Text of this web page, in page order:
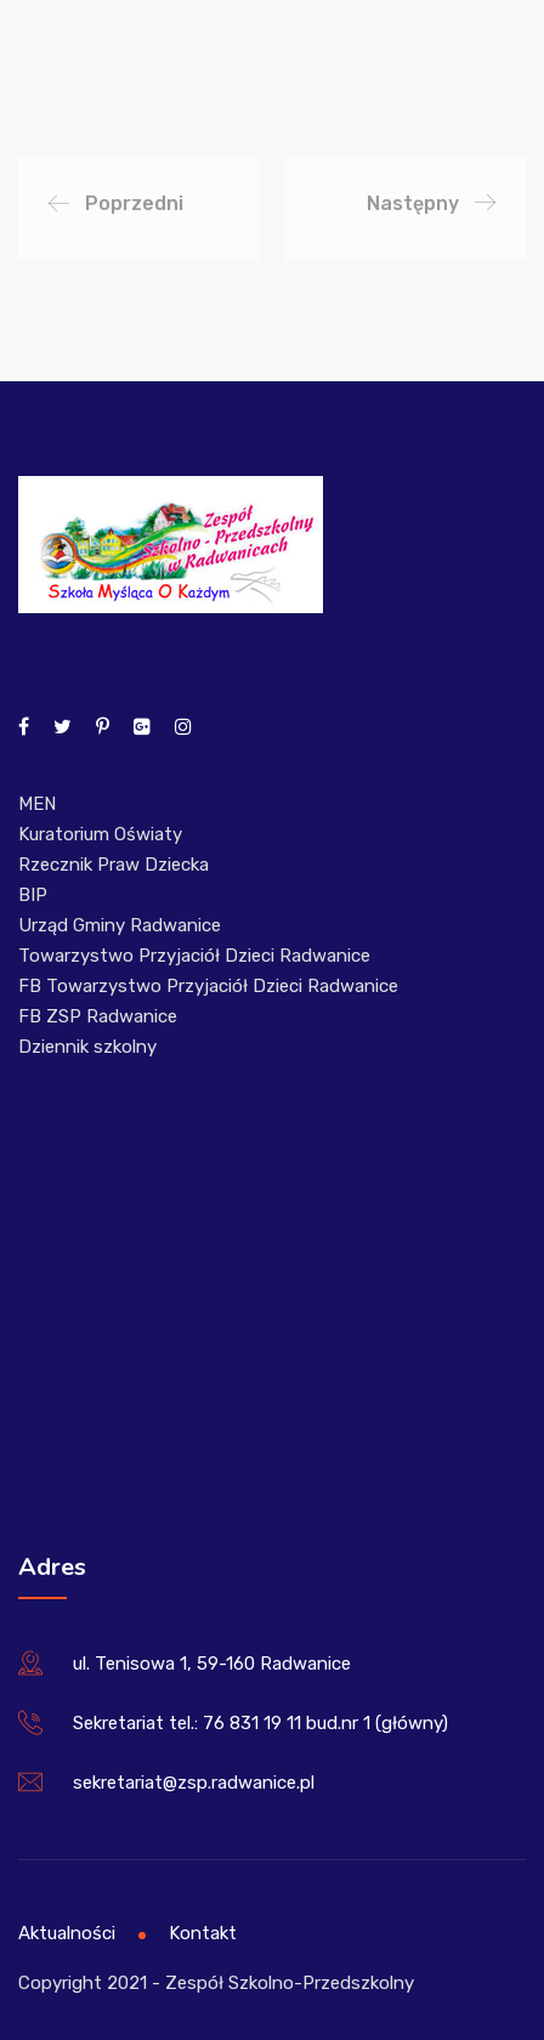
Poprzedni Następny
MEN
Kuratorium Oświaty
Rzecznik Praw Dziecka
BIP
Urząd Gminy Radwanice
Towarzystwo Przyjaciół Dzieci Radwanice
FB Towarzystwo Przyjaciół Dzieci Radwanice
FB ZSP Radwanice
Dziennik szkolny
Adres
ul. Tenisowa 1, 59-160 Radwanice
Sekretariat tel.: 76 831 19 11 bud.nr 1 (główny)
sekretariat@zsp.radwanice.pl
Copyright 2021 - Zespół Szkolno-Przedszkolny
Aktualności Kontakt